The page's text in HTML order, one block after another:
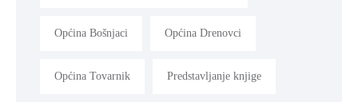
Općina Bošnjaci Općina Drenovci
Općina Tovarnik Predstavljanje knjige